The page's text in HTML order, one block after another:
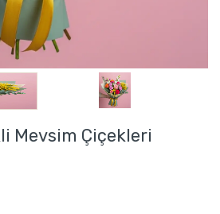
Mevsim Çiçekleri